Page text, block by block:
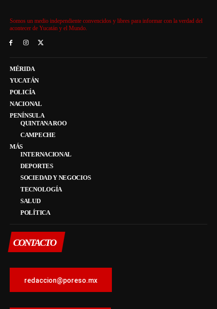
Somos un medio independiente convencidos y libres para informar con la verdad del
acontecer de Yucatán y el Mundo.
MÉRIDA
YUCATÁN
POLICÍA
NACIONAL
PENÍNSULA
QUINTANA ROO
CAMPECHE
MÁS
INTERNACIONAL
DEPORTES
SOCIEDAD Y NEGOCIOS
TECNOLOGÍA
SALUD
POLÍTICA
CONTACTO
redaccion@poreso.mx